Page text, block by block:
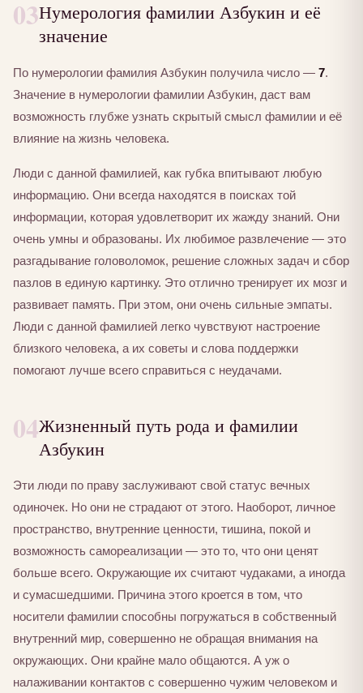
03Нумерология фамилии Азбукин и её
значение
По нумерологии фамилия Азбукин получила число — 7.
Значение в нумерологии фамилии Азбукин, даст вам
возможность глубже узнать скрытый смысл фамилии и её
влияние на жизнь человека.
Люди с данной фамилией, как губка впитывают любую
информацию. Они всегда находятся в поисках той
информации, которая удовлетворит их жажду знаний. Они
очень умны и образованы. Их любимое развлечение — это
разгадывание головоломок, решение сложных задач и сбор
пазлов в единую картинку. Это отлично тренирует их мозг и
развивает память. При этом, они очень сильные эмпаты.
Люди с данной фамилией легко чувствуют настроение
близкого человека, а их советы и слова поддержки
помогают лучше всего справиться с неудачами.
04Жизненный путь рода и фамилии
Азбукин
Эти люди по праву заслуживают свой статус вечных
одиночек. Но они не страдают от этого. Наоборот, личное
пространство, внутренние ценности, тишина, покой и
возможность самореализации — это то, что они ценят
больше всего. Окружающие их считают чудаками, а иногда
и сумасшедшими. Причина этого кроется в том, что
носители фамилии способны погружаться в собственный
внутренний мир, совершенно не обращая внимания на
окружающих. Они крайне мало общаются. А уж о
налаживании контактов с совершенно чужим человеком и